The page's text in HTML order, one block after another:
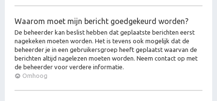
Waarom moet mijn bericht goedgekeurd worden?
De beheerder kan beslist hebben dat geplaatste berichten eerst
nagekeken moeten worden. Het is tevens ook mogelijk dat de
beheerder je in een gebruikersgroep heeft geplaatst waarvan de
berichten altijd nagelezen moeten worden. Neem contact op met
de beheerder voor verdere informatie.
Omhoog